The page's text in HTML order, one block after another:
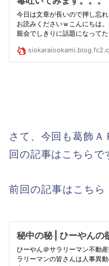
さて、今回も葛飾
回の記事はこちらで
前回の記事はこちら